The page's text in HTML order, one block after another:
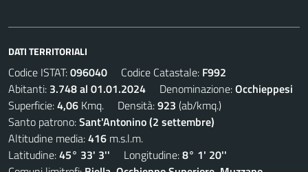
DATI TERRITORIALI
Codice ISTAT:096040 Codice Catastale: F992
Abitanti: 3.748 al 01.01.2024 Denominazione:Occhieppesi
Superficie:4,06 Kmq. Densità:923 (ab/kmq.)
Santo patrono:Sant'Antonino (2 settembre)
Altitudine media:416 m.s.l.m.
Latitudine:45° 33' 3'' Longitudine:8° 1' 20''